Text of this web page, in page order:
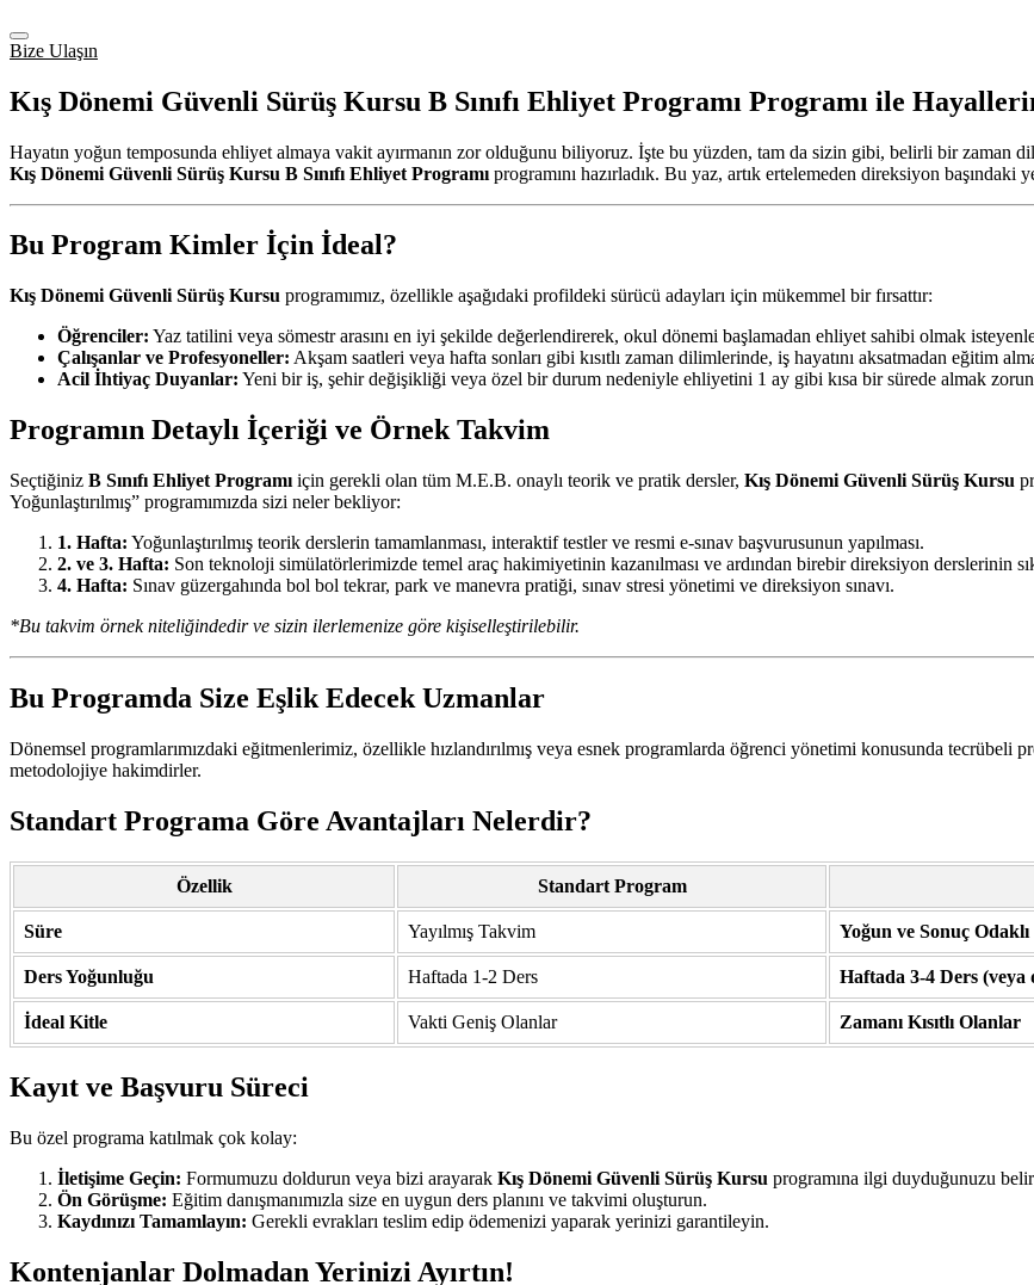
Bize Ulaşın
Kış Dönemi Güvenli Sürüş Kursu B Sınıfı Ehliyet Programı Programı ile
Hayatın yoğun temposunda ehliyet almaya vakit ayırmanın zor olduğunu biliyoruz. İşte bu yüzden, tam da sizin gibi, belirli bir zaman
Kış Dönemi Güvenli Sürüş Kursu B Sınıfı Ehliyet Programı programını hazırladık. Bu yaz, artık ertelemeden direksiyon başındaki
Bu Program Kimler İçin İdeal?
Kış Dönemi Güvenli Sürüş Kursu programımız, özellikle aşağıdaki profildeki sürücü adayları için mükemmel bir fırsattır:
Öğrenciler: Yaz tatilini veya sömestr arasını en iyi şekilde değerlendirerek, okul dönemi başlamadan ehliyet sahibi olmak
Çalışanlar ve Profesyoneller: Akşam saatleri veya hafta sonları gibi kısıtlı zaman dilimlerinde, iş hayatını aksatmadan eğitim
Acil İhtiyaç Duyanlar: Yeni bir iş, şehir değişikliği veya özel bir durum nedeniyle ehliyetini 1 ay gibi kısa bir sürede almak
Programın Detaylı İçeriği ve Örnek Takvim
Seçtiğiniz B Sınıfı Ehliyet Programı için gerekli olan tüm M.E.B. onaylı teorik ve pratik dersler, Kış Dönemi Güvenli Sürüş Kursu
Yoğunlaştırılmış” programımızda sizi neler bekliyor:
1. Hafta: Yoğunlaştırılmış teorik derslerin tamamlanması, interaktif testler ve resmi e-sınav başvurusunun yapılması.
2. ve 3. Hafta: Son teknoloji simülatörlerimizde temel araç hakimiyetinin kazanılması ve ardından birebir direksiyon derslerinin
4. Hafta: Sınav güzergahında bol bol tekrar, park ve manevra pratiği, sınav stresi yönetimi ve direksiyon sınavı.
*Bu takvim örnek niteliğindedir ve sizin ilerlemenize göre kişiselleştirilebilir.
Bu Programda Size Eşlik Edecek Uzmanlar
Dönemsel programlarımızdaki eğitmenlerimiz, özellikle hızlandırılmış veya esnek programlarda öğrenci yönetimi konusunda tecrübeli
metodolojiye hakimdirler.
Standart Programa Göre Avantajları Nelerdir?
Özellik Standart Program
Süre Yayılmış Takvim Yoğun ve Sonuç Odaklı
Ders Yoğunluğu Haftada 1-2 Ders Haftada 3-4 Ders (veya
İdeal Kitle Vakti Geniş Olanlar Zamanı Kısıtlı Olanlar
Kayıt ve Başvuru Süreci
Bu özel programa katılmak çok kolay:
İletişime Geçin: Formumuzu doldurun veya bizi arayarak Kış Dönemi Güvenli Sürüş Kursu programına ilgi duyduğunuzu
Ön Görüşme: Eğitim danışmanımızla size en uygun ders planını ve takvimi oluşturun.
Kaydınızı Tamamlayın: Gerekli evrakları teslim edip ödemenizi yaparak yerinizi garantileyin.
Kontenjanlar Dolmadan Yerinizi Ayırtın!